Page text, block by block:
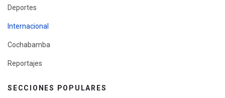
Deportes
Internacional
Cochabamba
Reportajes
SECCIONES POPULARES